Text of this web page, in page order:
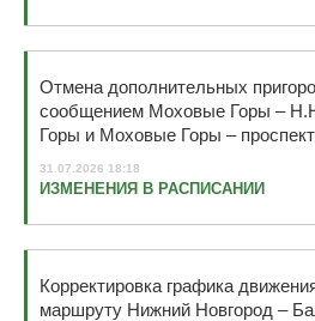
Отмена дополнительных
сообщением Моховые Горы –
Горы и Моховые Горы – проспект
31.07.2026 18:18
ИЗМЕНЕНИЯ В РАСПИСАНИИ
Корректировка графика
маршруту Нижний Новгород –